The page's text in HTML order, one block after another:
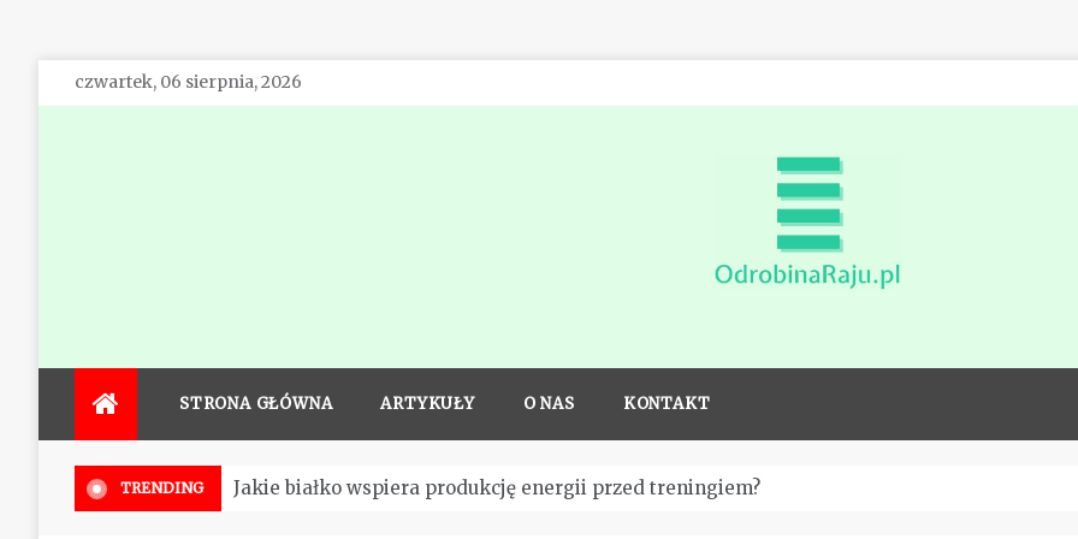
Skip
to
czwartek, 06 sierpnia, 2026
raju dla
sportowców
STRONA GŁÓWNA ARTYKUŁY O NAS KONTAKT
TRENDING Działanie odżywek białkowych